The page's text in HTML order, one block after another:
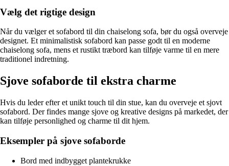
Vælg det rigtige design
Når du vælger et sofabord til din chaiselong sofa, bør du også overveje
designet. Et minimalistisk sofabord kan passe godt til en moderne
chaiselong sofa, mens et rustikt træbord kan tilføje varme til en mere
traditionel indretning.
Sjove sofaborde til ekstra charme
Hvis du leder efter et unikt touch til din stue, kan du overveje et sjovt
sofabord. Der findes mange sjove og kreative designs på markedet, der
kan tilføje personlighed og charme til dit hjem.
Eksempler på sjove sofaborde
Bord med indbygget plantekrukke